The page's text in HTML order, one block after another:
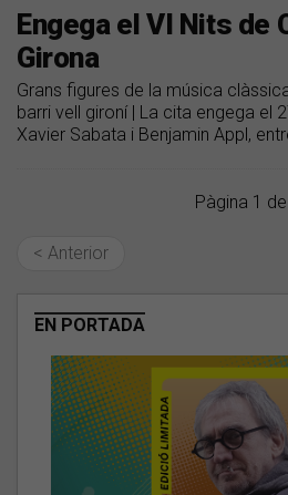
Engega el VI Nits de
Girona
Grans figures de la música
barri vell gironí | La cita engega el
Xavier Sabata i Benjamin Appl,
Pàgina 1 de
< Anterior
EN PORTADA